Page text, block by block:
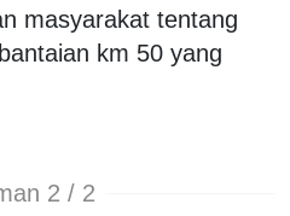
masyarakat tentang
km 50 yang
2 / 2